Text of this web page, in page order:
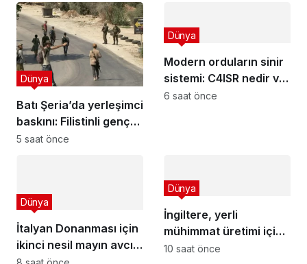
Batı Şeria’da yerleşimci
baskını: Filistinli genç
vuruldu!
Dünya
5 saat önce
Modern orduların sinir
sistemi: C4ISR nedir ve
nasıl çalışır?
Dünya
6 saat önce
İtalyan Donanması için
ikinci nesil mayın avcısı
gemisinde lamosyon
Dünya
İngiltere, yerli
mühimmat üretimi için
22 firmayı fonluyor
Dünya
10 saat önce